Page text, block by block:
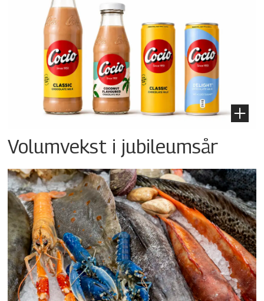
Volumvekst i jubileumsår